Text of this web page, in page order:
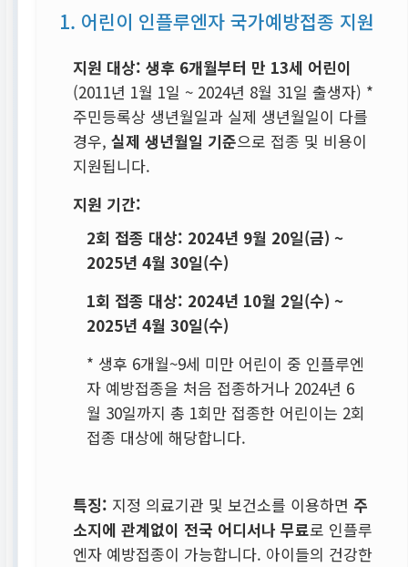
1. 어린이 인플루엔자 국가예방접종 지원
지원 대상: 생후 6개월부터 만 13세 어린이
(2011년 1월 1일 ~ 2024년 8월 31일 출생자) *
주민등록상 생년월일과 실제 생년월일이 다를
경우,실제 생년월일 기준으로 접종 및 비용이
지원됩니다.
지원 기간:
2회 접종 대상: 2024년 9월 20일(금) ~
2025년 4월 30일(수)
1회 접종 대상: 2024년 10월 2일(수) ~
2025년 4월 30일(수)
* 생후 6개월~9세 미만 어린이 중 인플루엔
자 예방접종을 처음 접종하거나 2024년 6
월 30일까지 총 1회만 접종한 어린이는 2회
접종 대상에 해당합니다.
특징: 지정 의료기관 및 보건소를 이용하면 주
소지에 관계없이 전국 어디서나 무료로 인플루
엔자 예방접종이 가능합니다. 아이들의 건강한